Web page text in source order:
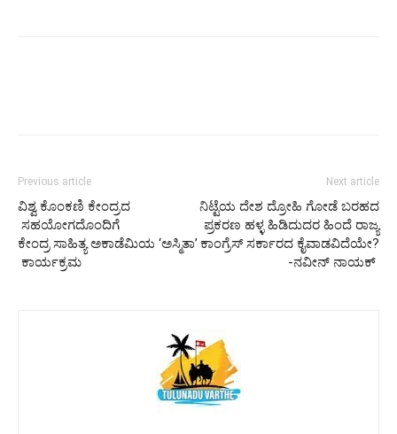
Previous article
ವಿಶ್ವ ಕೊಂಕಣಿ ಕೇಂದ್ರದ
ಸಹಯೋಗದೊಂದಿಗೆ
ಕೇಂದ್ರ ಸಾಹಿತ್ಯ ಅಕಾಡೆಮಿಯ ‘ಅಸ್ಮಿತಾ’
ಕಾರ್ಯಕ್ರಮ
Next article
ನಿಟ್ಟೆಯ ದೇಶ ದ್ರೋಹಿ ಗೋಡೆ ಬರಹದ
ಪ್ರಕರಣ ಹಳ್ಳ ಹಿಡಿದುದರ ಹಿಂದೆ ರಾಜ್ಯ
ಕಾಂಗ್ರೆಸ್ ಸರ್ಕಾರದ ಕೈವಾಡವಿದೆಯೇ?
-ನವೀನ್ ನಾಯಕ್